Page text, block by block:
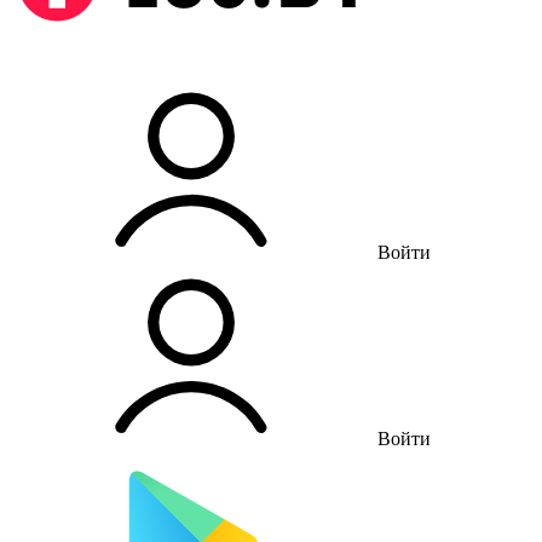
Войти
Войти